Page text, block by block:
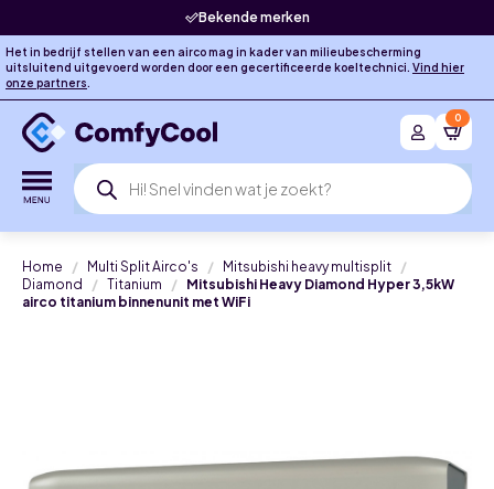
Bekende merken
Het in bedrijf stellen van een airco mag in kader van milieubescherming
uitsluitend uitgevoerd worden door een gecertificeerde koeltechnici. Vind hier
onze partners.
Producten
zoeken
0
Home Multi Split Airco's
Mitsubishi heavy multisplit
Diamond
Titanium
Mitsubishi Heavy Diamond Hyper 3,5kW
airco titanium binnenunit met WiFi